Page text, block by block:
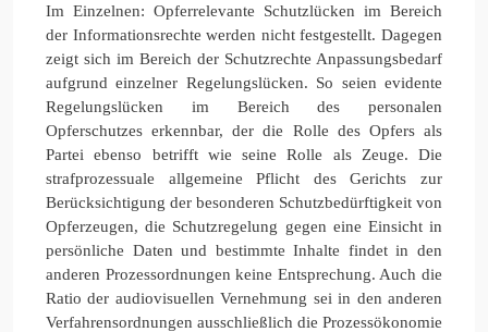
Im Einzelnen: Opferrelevante Schutzlücken im Bereich
der Informationsrechte werden nicht festgestellt. Dagegen
zeigt sich im Bereich der Schutzrechte Anpassungsbedarf
aufgrund einzelner Regelungslücken. So seien evidente
Regelungslücken im Bereich des personalen
Opferschutzes erkennbar, der die Rolle des Opfers als
Partei ebenso betrifft wie seine Rolle als Zeuge. Die
strafprozessuale allgemeine Pflicht des Gerichts zur
Berücksichtigung der besonderen Schutzbedürftigkeit von
Opferzeugen, die Schutzregelung gegen eine Einsicht in
persönliche Daten und bestimmte Inhalte findet in den
anderen Prozessordnungen keine Entsprechung. Auch die
Ratio der audiovisuellen Vernehmung sei in den anderen
Verfahrensordnungen ausschließlich die Prozessökonomie